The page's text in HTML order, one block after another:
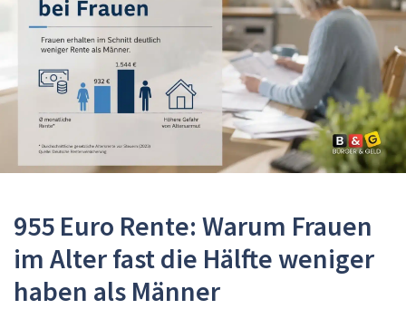
955 Euro Rente: Warum Frauen
im Alter fast die Hälfte weniger
haben als Männer